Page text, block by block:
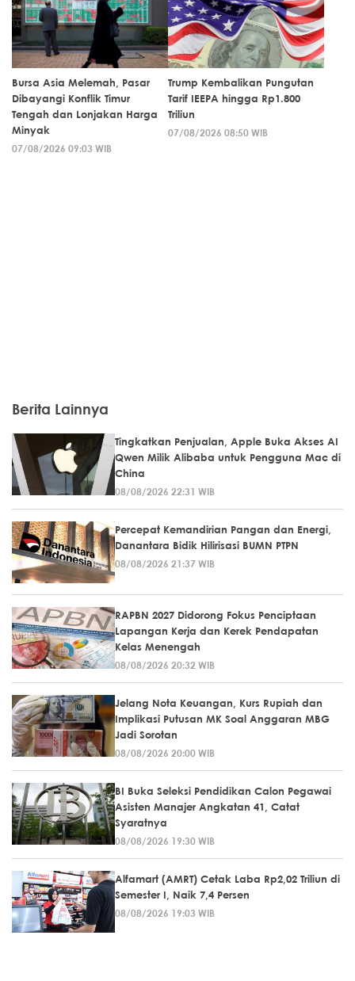
Bursa Asia Melemah, Pasar
Dibayangi Konflik Timur
Tengah dan Lonjakan Harga
Minyak
07/08/2026 09:03 WIB
Trump Kembalikan Pungutan
Tarif IEEPA hingga Rp1.800
Triliun
07/08/2026 08:50 WIB
Berita Lainnya
Tingkatkan Penjualan, Apple Buka Akses AI
Qwen Milik Alibaba untuk Pengguna Mac di
China
08/08/2026 22:31 WIB
Percepat Kemandirian Pangan dan Energi,
Danantara Bidik Hilirisasi BUMN PTPN
08/08/2026 21:37 WIB
RAPBN 2027 Didorong Fokus Penciptaan
Lapangan Kerja dan Kerek Pendapatan
Kelas Menengah
08/08/2026 20:32 WIB
Jelang Nota Keuangan, Kurs Rupiah dan
Implikasi Putusan MK Soal Anggaran MBG
Jadi Sorotan
08/08/2026 20:00 WIB
BI Buka Seleksi Pendidikan Calon Pegawai
Asisten Manajer Angkatan 41, Catat
Syaratnya
08/08/2026 19:30 WIB
Alfamart (AMRT) Cetak Laba Rp2,02 Triliun di
Semester I, Naik 7,4 Persen
08/08/2026 19:03 WIB